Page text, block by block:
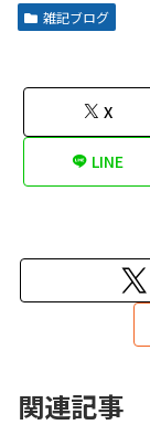
雑記ブログ
X
LINE
関連記事